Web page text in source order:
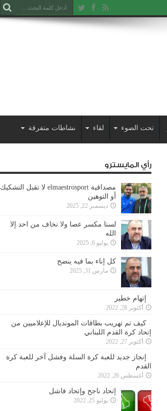
تحت الضوء لقاء نشاطات متفرقة
رأي المايسترو
مصداقية elmaestrosport لا تقبل التشكيك
أو التوهين
ديسمبر 22, 2025
لسنا مكسر عصا ولا نخاف من احد إلا
الله
يوليو 6, 2025
كل إناء بما فيه ينضح
مارس 31, 2025
إتهام خطير
أكتوبر 28, 2022
كيف تم تهريب بطاقات المونديال للإعلاميين من
إتحاد كرة القدم اللبناني
أكتوبر 27, 2022
إنجاز جديد للعبة كرة السلة وفشل آخر للعبة كرة
القدم
أغسطس 26, 2022
إتحاد ناجح وإتحاد فاشل
يوليو 25, 2022